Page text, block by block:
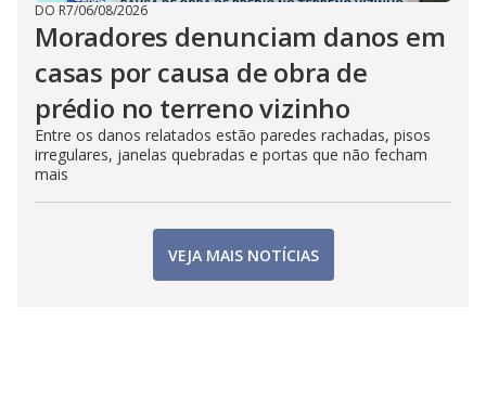
DO R7/06/08/2026
Moradores denunciam danos em
casas por causa de obra de
prédio no terreno vizinho
Entre os danos relatados estão paredes rachadas, pisos
irregulares, janelas quebradas e portas que não fecham
mais
VEJA MAIS NOTÍCIAS